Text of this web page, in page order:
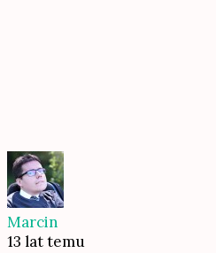
Marcin
13 lat temu